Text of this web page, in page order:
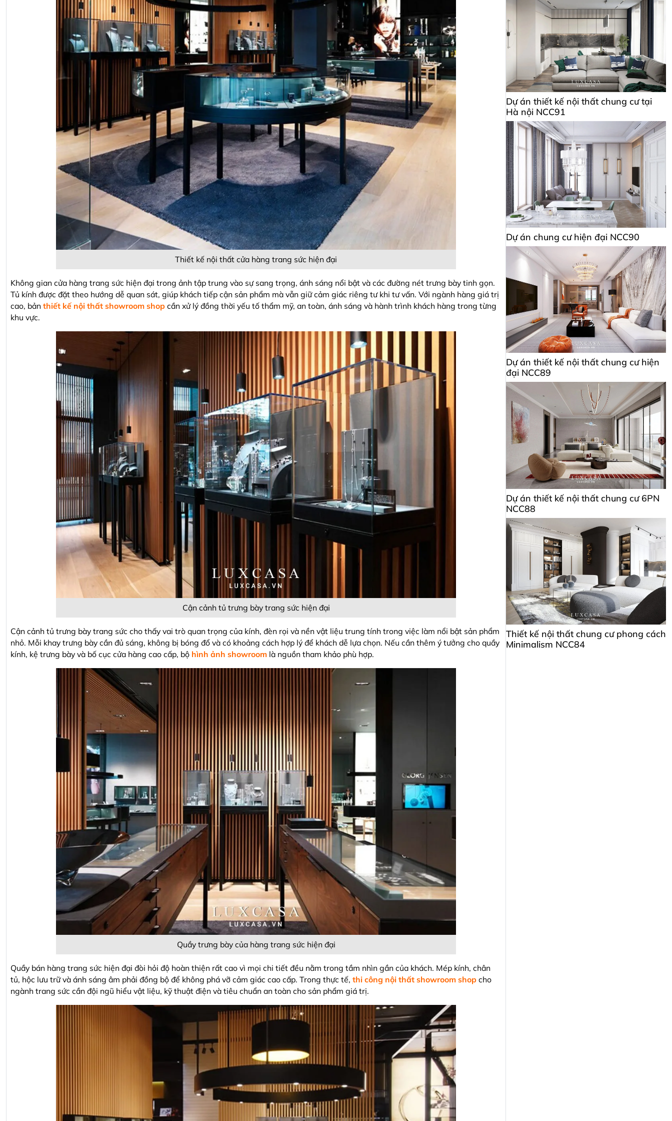
Thiết kế nội thất cửa hàng trang sức hiện đại
Không gian cửa hàng trang sức hiện đại trong ảnh tập trung vào sự sang trọng, ánh sáng nổi bật và các đường nét trưng bày tinh gọn.
Tủ kính được đặt theo hướng dễ quan sát, giúp khách tiếp cận sản phẩm mà vẫn giữ cảm giác riêng tư khi tư vấn. Với ngành hàng giá trị
cao, bản thiết kế nội thất showroom shop cần xử lý đồng thời yếu tố thẩm mỹ, an toàn, ánh sáng và hành trình khách hàng trong từng
khu vực.
Cận cảnh tủ trưng bày trang sức hiện đại
Cận cảnh tủ trưng bày trang sức cho thấy vai trò quan trọng của kính, đèn rọi và nền vật liệu trung tính trong việc làm nổi bật sản phẩm
nhỏ. Mỗi khay trưng bày cần đủ sáng, không bị bóng đổ và có khoảng cách hợp lý để khách dễ lựa chọn. Nếu cần thêm ý tưởng cho quầy
kính, kệ trưng bày và bố cục cửa hàng cao cấp, bộ hình ảnh showroom là nguồn tham khảo phù hợp.
Quầy trưng bày của hàng trang sức hiện đại
Quầy bán hàng trang sức hiện đại đòi hỏi độ hoàn thiện rất cao vì mọi chi tiết đều nằm trong tầm nhìn gần của khách. Mép kính, chân
tủ, hộc lưu trữ và ánh sáng âm phải đồng bộ để không phá vỡ cảm giác cao cấp. Trong thực tế, thi công nội thất showroom shop cho
ngành trang sức cần đội ngũ hiểu vật liệu, kỹ thuật điện và tiêu chuẩn an toàn cho sản phẩm giá trị.
Dự án thiết kế nội thất chung cư tại
Hà nội NCC91
Dự án chung cư hiện đại NCC90
Dự án thiết kế nội thất chung cư hiện
đại NCC89
Dự án thiết kế nội thất chung cư 6PN
NCC88
Thiết kế nội thất chung cư phong cách
Minimalism NCC84